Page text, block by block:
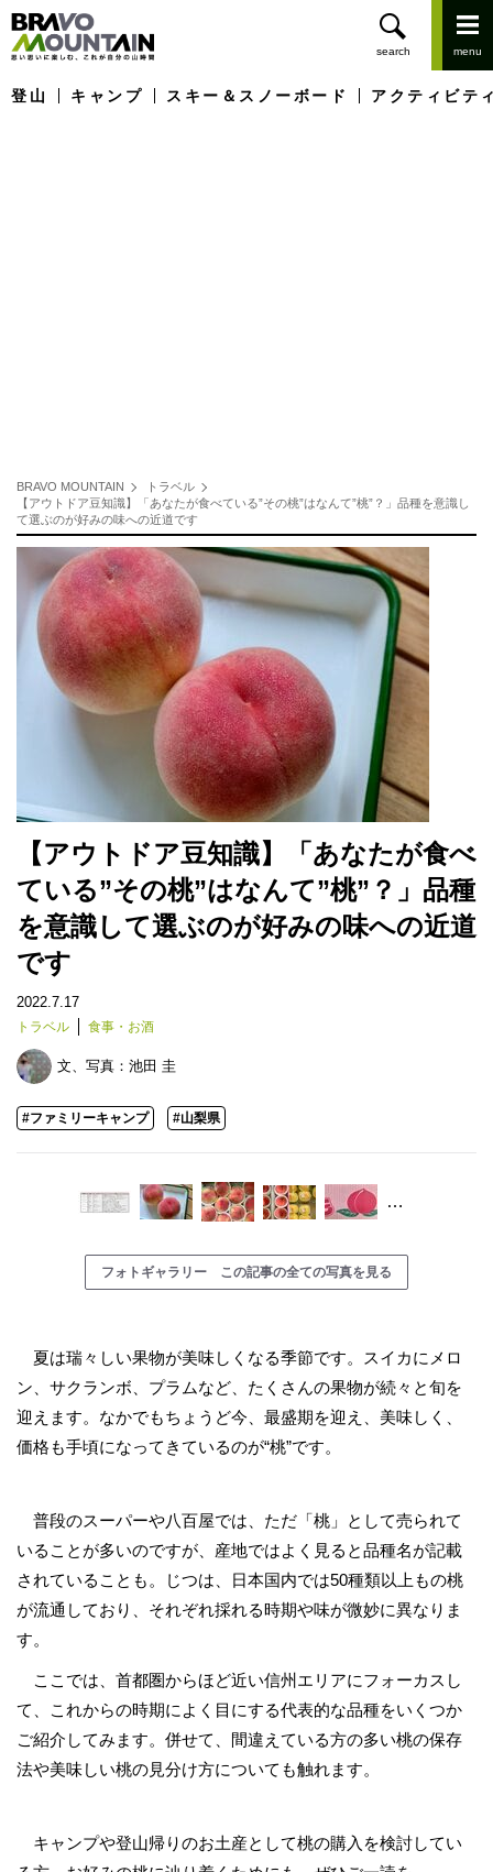
登山 キャンプ スキー＆スノーボード アクティビテ
BRAVO MOUNTAIN
トラベル
【アウトドア豆知識】「あなたが食べている”その桃”はなんて”桃”？」品種を意識し
て選ぶのが好みの味への近道です
【アウトドア豆知識】「あなたが食べ
ている”その桃”はなんて”桃”？」品種
を意識して選ぶのが好みの味への近道
です
2022.7.17
トラベル 食事・お酒
文、写真： 池田 圭
#ファミリーキャンプ #山梨県
…
フォトギャラリー この記事の全ての写真を見る
夏は瑞々しい果物が美味しくなる季節です。スイカにメロ
ン、サクランボ、プラムなど、たくさんの果物が続々と旬を
迎えます。なかでもちょうど今、最盛期を迎え、美味しく、
価格も手頃になってきているのが“桃”です。
普段のスーパーや八百屋では、ただ「桃」として売られて
いることが多いのですが、産地ではよく見ると品種名が記載
されていることも。じつは、日本国内では50種類以上もの桃
が流通しており、それぞれ採れる時期や味が微妙に異なりま
す。
ここでは、首都圏からほど近い信州エリアにフォーカスし
て、これからの時期によく目にする代表的な品種をいくつか
ご紹介してみます。併せて、間違えている方の多い桃の保存
法や美味しい桃の見分け方についても触れます。
キャンプや登山帰りのお土産として桃の購入を検討してい